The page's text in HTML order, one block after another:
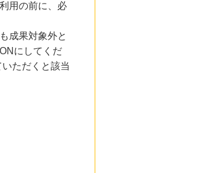
用の前に、必
成果対象外と
にしてくだ
ただくと該当